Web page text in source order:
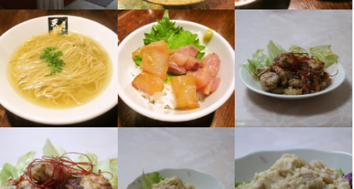
【昔当たり前にあって大事にしてたものって何だっけ？】
当時は30円のビックリマンチョコを買うにも消費税を払いたくな
いために1回ずつレジに並んだり、ミニ四駆を真剣に作ったり、そ
のコースを自作したり、重ねてひっくり返らない分厚い円柱型の
メンコを作ったり、ゲームソフトを友人と共有したり…遊びを通
じていろいろなことを自分で考えて最大限のパフォーマンスを実
現しようと四苦八苦していました。「いただきます」、「ごちそ
うさま」と同じく、モノに対する大切にしようとする想いが強か
った気がします。
食に限らず、ものに対して大切に思う気持ちを忘れてはいけな
お店の採用担当者からのメッセージ
少しでも何か気になりましたら是非お問い合わせください。
店内を見学してみたいなど、ご要望がございましたらご相談くだ
さい。
せっかく働くなら、何か身になるものを伝えたい！
皆様のお問い合わせを心よりお待ちしております。
半年近く、1日も休みがなく、月に450時間くらい働いていまし
た。
会社に大事にされていると感じることはありませんでした。
だから飲食業界は舐められる、結婚できない、体を壊す、そう思
っていました。
自分で会社を経営するなら従業員にはそんな思いはさせたくな
い、そう思っています。
きちんと働いて、きちんとお給料がもらえるという、当たり前の
会社にしたいと考えていますし、業界全体がそうなってほしいと
切実に願っています。
選考の流れ
応募の連絡があり次第、速やかにご連絡いたします。
勿論直接お店までご連絡いただいてもOKです(こちらの方が対応
は早いかと思います)。
その後、お時間を調整の上、店舗にお越しいただき、面接となり
ます。
お店の採用担当者からのメッセージ
半年近く、1日も休みがなく、月に450時間くらい働いていまし
た。
会社に大事にされていると感じることはありませんでした。
だから飲食業界は舐められる、結婚できない、体を壊す、そう思
っていました。
自分で会社を経営するなら従業員にはそんな思いはさせたくな
い、そう思っています。
きちんと働いて、きちんとお給料がもらえるという、当たり前の
会社にしたいと考えていますし、業界全体がそうなってほしいと
切実に願っています。
お店の採用担当者からのメッセージ
少しでも何か気になりましたら是非お問い合わせください。
店内を見学してみたいなど、ご要望がございましたらご相談くだ
さい。
せっかく働くなら、何か身になるものを伝えたい！
皆様のお問い合わせを心よりお待ちしております。
半年近く、1日も休みがなく、月に450時間くらい働いていまし
た。
会社に大事にされていると感じることはありませんでした。
だから飲食業界は舐められる、結婚できない、体を壊す、そう思
っていました。
自分で会社を経営するなら従業員にはそんな思いはさせたくな
い、そう思っています。
きちんと働いて、きちんとお給料がもらえるという、当たり前の
会社にしたいと考えていますし、業界全体がそうなってほしいと
切実に願っています。